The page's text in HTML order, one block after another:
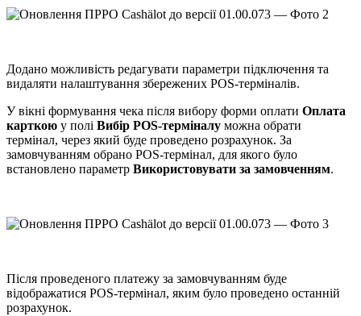
Додано можливість редагувати параметри підключення та
видаляти налаштування збережених POS-терміналів.
У вікні формування чека після вибору форми оплати Оплата
карткою у полі Вибір POS-терміналу можна обрати
термінал, через який буде проведено розрахунок. За
замовчуванням обрано POS-термінал, для якого було
встановлено параметр Використовувати за замовченням.
Після проведеного платежу за замовчуванням буде
відображатися POS-термінал, яким було проведено останній
розрахунок.